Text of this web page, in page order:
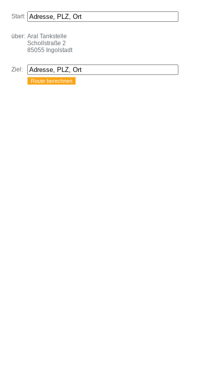
Start:
über: Aral Tankstelle
Schollstraße 2
85055 Ingolstadt
Ziel: